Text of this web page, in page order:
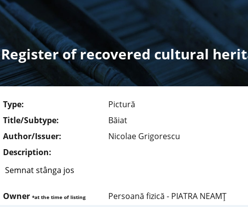
Register of recovered cultural
Type:
Pictură
Title/Subtype:
Băiat
Author/Issuer:
Nicolae Grigorescu
Description:
Semnat stânga jos
Owner *at the time of listing
Persoană fizică - PIATRA NEAMŢ